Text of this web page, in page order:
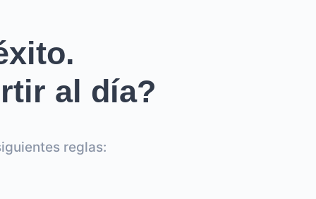
al día?
reglas: